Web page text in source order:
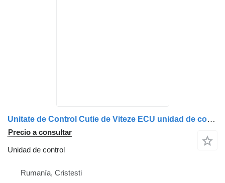
Unitate de Control Cutie de Viteze ECU unidad de control para Scania 16269 camión
Precio a consultar
Unidad de control
Rumanía, Cristesti